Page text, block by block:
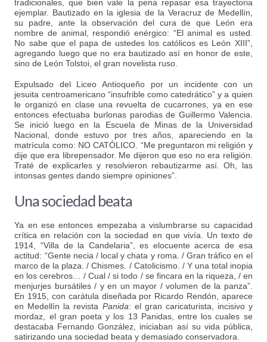
tradicionales, que bien vale la pena repasar esa trayectoria
ejemplar. Bautizado en la iglesia de la Veracruz de Medellín,
su padre, ante la observación del cura de que León era
nombre de animal, respondió enérgico: “El animal es usted.
No sabe que el papa de ustedes los católicos es León XIII”,
agregando luego que no era bautizado así en honor de este,
sino de León Tolstoi, el gran novelista ruso.
Expulsado del Liceo Antioqueño por un incidente con un
jesuita centroamericano “insufrible como catedrático” y a quien
le organizó en clase una revuelta de cucarrones, ya en ese
entonces efectuaba burlonas parodias de Guillermo Valencia.
Se inició luego en la Escuela de Minas de la Universidad
Nacional, donde estuvo por tres años, apareciendo en la
matrícula como: NO CATÓLICO. “Me preguntaron mi religión y
dije que era librepensador. Me dijeron que eso no era religión.
Traté de explicarles y resolvieron rebautizarme así. Oh, las
intonsas gentes dando siempre opiniones”.
Una sociedad beata
Ya en ese entonces empezaba a vislumbrarse su capacidad
crítica en relación con la sociedad en que vivía. Un texto de
1914, “Villa de la Candelaria”, es elocuente acerca de esa
actitud: “Gente necia / local y chata y roma. / Gran tráfico en el
marco de la plaza. / Chismes. / Catolicismo. / Y una total inopia
en los cerebros… / Cual / si todo / se fincara en la riqueza, / en
menjurjes bursátiles / y en un mayor / volumen de la panza”.
En 1915, con carátula diseñada por Ricardo Rendón, aparece
en Medellín la revista Panida: el gran caricaturista, incisivo y
mordaz, el gran poeta y los 13 Panidas, entre los cuales se
destacaba Fernando González, iniciaban así su vida pública,
satirizando una sociedad beata y demasiado conservadora.